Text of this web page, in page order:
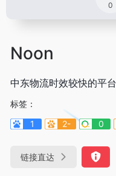
0
Noon
中东物流时效较快的平台
标签：
1
2- 0
链接直达